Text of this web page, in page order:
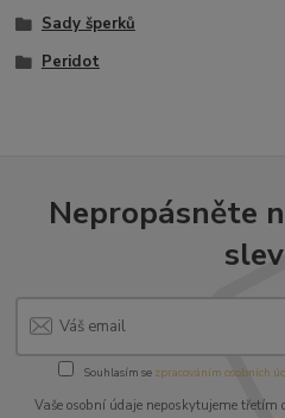
Sady šperků
Peridot
Nepropásněte
Souhlasím se zpracováním osobních
Vaše osobní údaje neposkytujeme